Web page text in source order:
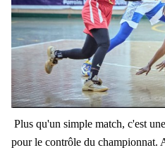
Plus qu'un simple match, c'est
pour le contrôle du championnat.